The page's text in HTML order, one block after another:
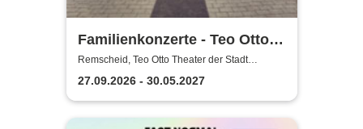
Familienkonzerte - Teo Otto
Theater der Stadt Remscheid
Remscheid, Teo Otto Theater der Stadt
Remscheid
27.09.2026 - 30.05.2027